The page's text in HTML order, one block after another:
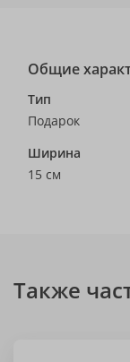
Общие
Тип
Подарок
Ширина
15 см
Также